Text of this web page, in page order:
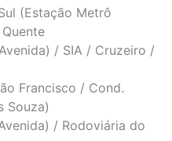
(Estação Metrô
/ SIA / Cruzeiro /
Francisco / Cond.
Souza)
/ Rodoviária do